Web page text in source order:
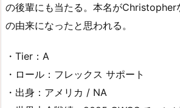
の後輩にも当たる。本名がChristopher
の由来になったと思われる。
・Tier：A
・ロール：フレックス サポート
・出身：アメリカ / NA